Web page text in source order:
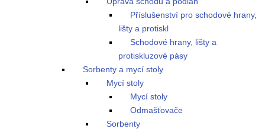
Příslušenství pro schodové hrany,
lišty a protiskl
Schodové hrany, lišty a
protiskluzové pásy
Sorbenty a mycí stoly
Mycí stoly
Mycí stoly
Odmašťovače
Sorbenty